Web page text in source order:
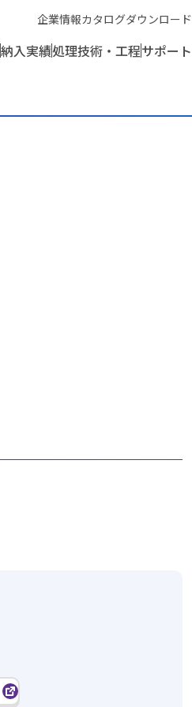
企業情報カタログダウンロード
納入実績処理技術・工程サポート